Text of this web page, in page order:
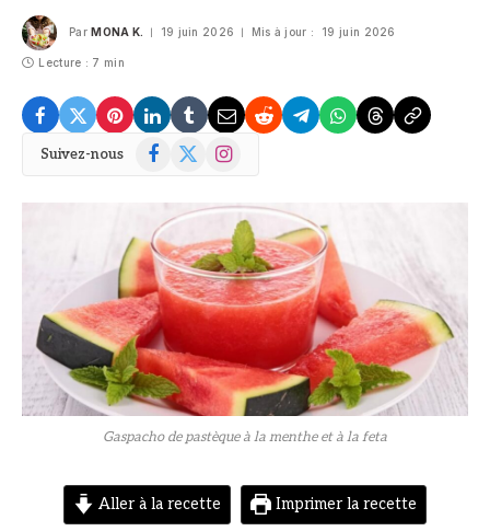
Par MONA K. 19 juin 2026 Mis à jour : 19 juin 2026
Lecture : 7 min
Suivez-nous Facebook
X
Instagram
Gaspacho de pastèque à la menthe et à la feta
Aller à la recette Imprimer la recette